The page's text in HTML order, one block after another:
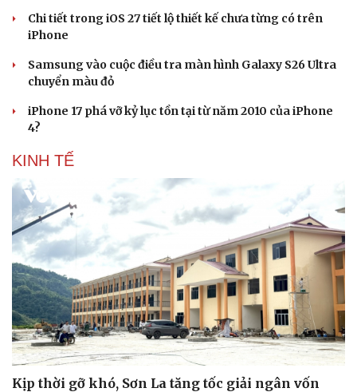
Chi tiết trong iOS 27 tiết lộ thiết kế chưa từng có trên
iPhone
Samsung vào cuộc điều tra màn hình Galaxy S26 Ultra
chuyển màu đỏ
iPhone 17 phá vỡ kỷ lục tồn tại từ năm 2010 của iPhone
4?
KINH TẾ
Kịp thời gỡ khó, Sơn La tăng tốc giải ngân vốn